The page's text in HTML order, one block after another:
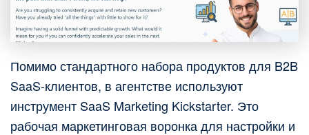
Помимо стандартного набора продуктов для B2B
SaaS-клиентов, в агентстве используют
инструмент SaaS Marketing Kickstarter. Это
рабочая маркетинговая воронка для настройки и